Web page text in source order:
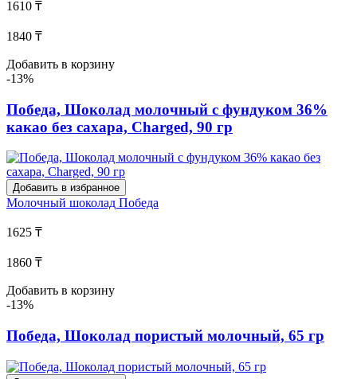
1610 ₸
1840 ₸
Добавить в корзину
-13%
Победа, Шоколад молочный с фундуком 36%
какао без сахара, Charged, 90 гр
Добавить в избранное
Молочный шоколад Победа
1625 ₸
1860 ₸
Добавить в корзину
-13%
Победа, Шоколад пористый молочный, 65 гр